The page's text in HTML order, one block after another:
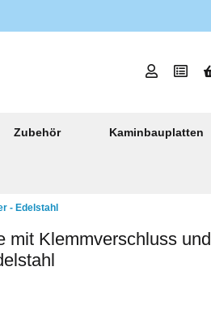
Zubehör Kaminbauplatten
- Edelstahl
mit Klemmverschluss und